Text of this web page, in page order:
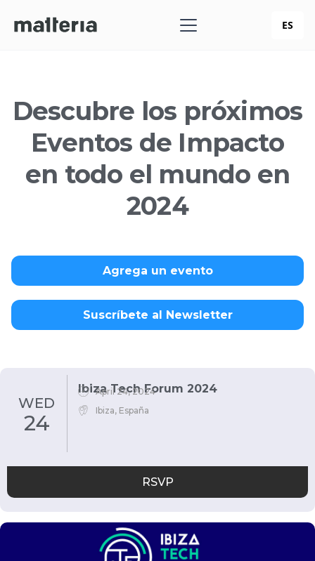
ES
Descubre los próximos
Eventos de Impacto
en todo el mundo en
2024
Agrega un evento
Suscríbete al Newsletter
WED
24
Ibiza Tech Forum 2024
April 24, 2024
Ibiza, España
RSVP